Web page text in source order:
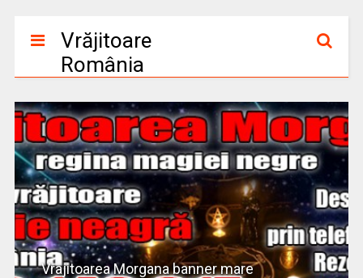
Vrăjitoare
România
Vrajitoarea Morgana banner mare